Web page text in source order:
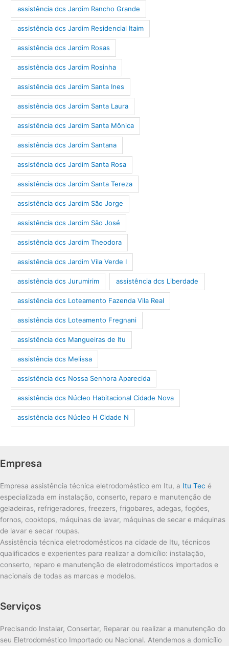
assistência dcs Jardim Rancho Grande
assistência dcs Jardim Residencial Itaim
assistência dcs Jardim Rosas
assistência dcs Jardim Rosinha
assistência dcs Jardim Santa Ines
assistência dcs Jardim Santa Laura
assistência dcs Jardim Santa Mônica
assistência dcs Jardim Santana
assistência dcs Jardim Santa Rosa
assistência dcs Jardim Santa Tereza
assistência dcs Jardim São Jorge
assistência dcs Jardim São José
assistência dcs Jardim Theodora
assistência dcs Jardim Vila Verde I
assistência dcs Jurumirim assistência dcs Liberdade
assistência dcs Loteamento Fazenda Vila Real
assistência dcs Loteamento Fregnani
assistência dcs Mangueiras de Itu
assistência dcs Melissa
assistência dcs Nossa Senhora Aparecida
assistência dcs Núcleo Habitacional Cidade Nova
assistência dcs Núcleo H Cidade N
Empresa
Empresa assistência técnica eletrodoméstico em Itu, a Itu Tec é
especializada em instalação, conserto, reparo e manutenção de
geladeiras, refrigeradores, freezers, frigobares, adegas, fogões,
fornos, cooktops, máquinas de lavar, máquinas de secar e máquinas
de lavar e secar roupas.
Assistência técnica eletrodomésticos na cidade de Itu, técnicos
qualificados e experientes para realizar a domicílio: instalação,
conserto, reparo e manutenção de eletrodomésticos importados e
nacionais de todas as marcas e modelos.
Serviços
Precisando Instalar, Consertar, Reparar ou realizar a manutenção do
seu Eletrodoméstico Importado ou Nacional. Atendemos a domicílio